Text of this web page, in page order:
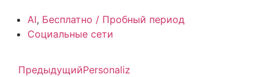
AI, Бесплатно / Пробный период
Социальные сети
ПредыдущийPersonaliz